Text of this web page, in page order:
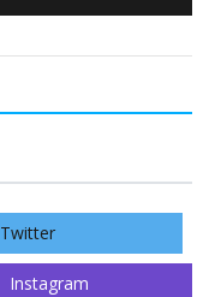
Twitter
Instagram